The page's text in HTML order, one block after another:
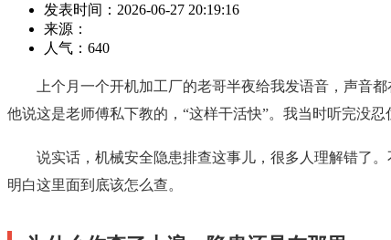
发表时间：2026-06-27 20:19:16
来源：
人气： 640
上个月一个开机加工厂的老哥半夜给我发语音，声音
他说这是老师傅私下教的，“这样干活快”。我当时听完没
说实话，机械安全隐患排查这事儿，很多人理解错了
明白这里面到底该怎么查。